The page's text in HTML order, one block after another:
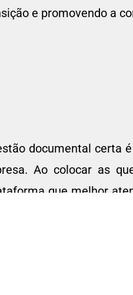
e promovendo a
documental certa
Ao colocar as
que melhor